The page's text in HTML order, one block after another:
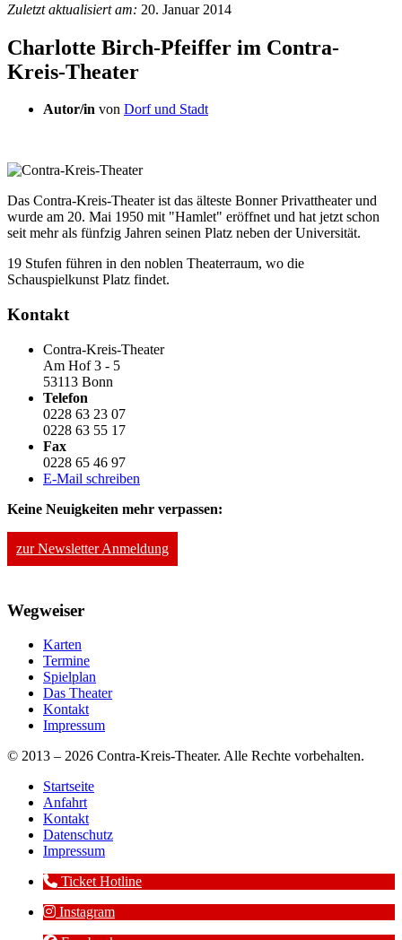
Zuletzt aktualisiert am: 20. Januar 2014
Charlotte Birch-Pfeiffer im Contra-
Kreis-Theater
Autor/in von Dorf und Stadt
Das Contra-Kreis-Theater ist das älteste Bonner Privattheater und
wurde am 20. Mai 1950 mit "Hamlet" eröffnet und hat jetzt schon
seit mehr als fünfzig Jahren seinen Platz neben der Universität.
19 Stufen führen in den noblen Theaterraum, wo die
Schauspielkunst Platz findet.
Kontakt
Contra-Kreis-Theater
Am Hof 3 - 5
53113 Bonn
Telefon
0228 63 23 07
0228 63 55 17
Fax
0228 65 46 97
E-Mail schreiben
Keine Neuigkeiten mehr verpassen:
zur Newsletter Anmeldung
Wegweiser
Karten
Termine
Spielplan
Das Theater
Kontakt
Impressum
© 2013 – 2026 Contra-Kreis-Theater. Alle Rechte vorbehalten.
Startseite
Anfahrt
Kontakt
Datenschutz
Impressum
Ticket Hotline
Instagram